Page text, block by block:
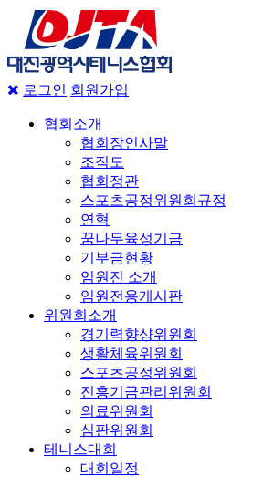
로그인 회원가입
협회소개
협회장인사말
조직도
협회정관
스포츠공정위원회규정
연혁
꿈나무육성기금
기부금현황
임원진 소개
임원전용게시판
위원회소개
경기력향샹위원회
생활체육위원회
스포츠공정위원회
진흥기금관리위원회
의료위원회
심판위원회
테니스대회
대회일정